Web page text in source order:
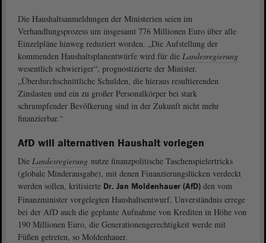
Die Haushaltsanmeldungen der Ministerien seien im
Verhandlungsprozess um insgesamt 776 Millionen Euro über alle
Einzelpläne hinweg reduziert worden. „Die Aufstellung der
kommenden Haushaltsplanentwürfe wird für die Landesregierung
wesentlich schwieriger“, prognostizierte der Minister.
„Überdurchschnittliche Schulden, die hieraus resultierenden
Zinslasten und ein zu großer Personalkörper bei stark
schrumpfender Bevölkerung sind in der Zukunft nicht mehr
finanzierbar.“
AfD will alternativen Haushalt vorlegen
Die Landesregierung nutze finanzpolitische Taschenspielertricks
(globale Minderausgabe), mit denen Finanzierungslücken verdeckt
werden sollen, kritisierte Dr. Jan Moldenhauer (AfD) den vom
Finanzminister vorgelegten Haushaltsentwurf. Unverständnis errege
bei der AfD auch die geplante Aufnahme von Krediten in Höhe von
190 Millionen Euro, die Generationengerechtigkeit werde mit
Füßen getreten, so Moldenhauer.